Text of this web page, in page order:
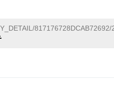
817176728DCAB72692/